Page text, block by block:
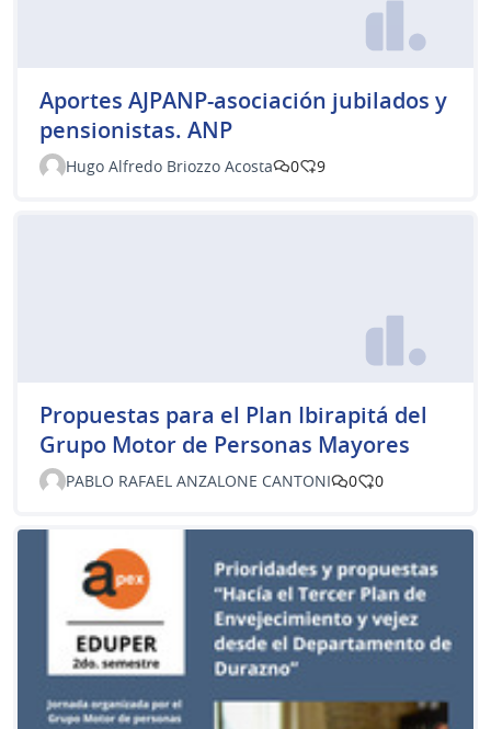
Aportes AJPANP-asociación jubilados y
pensionistas. ANP
Hugo Alfredo Briozzo Acosta 0 9
Propuestas para el Plan Ibirapitá del
Grupo Motor de Personas Mayores
PABLO RAFAEL ANZALONE CANTONI 0 0